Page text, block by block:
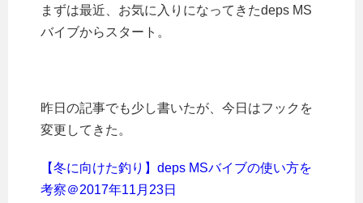
まずは最近、お気に入りになってきたdeps MS
バイブからスタート。
昨日の記事でも少し書いたが、今日はフックを
変更してきた。
【冬に向けた釣り】deps MSバイブの使い方を
考察＠2017年11月23日